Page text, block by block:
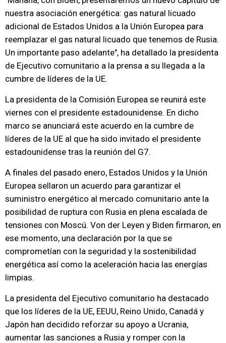
nuestra asociación energética: gas natural licuado
adicional de Estados Unidos a la Unión Europea para
reemplazar el gas natural licuado que tenemos de Rusia.
Un importante paso adelante", ha detallado la presidenta
de Ejecutivo comunitario a la prensa a su llegada a la
cumbre de líderes de la UE.
La presidenta de la Comisión Europea se reunirá este
viernes con el presidente estadounidense. En dicho
marco se anunciará este acuerdo en la cumbre de
líderes de la UE al que ha sido invitado el presidente
estadounidense tras la reunión del G7.
A finales del pasado enero, Estados Unidos y la Unión
Europea sellaron un acuerdo para garantizar el
suministro energético al mercado comunitario ante la
posibilidad de ruptura con Rusia en plena escalada de
tensiones con Moscú. Von der Leyen y Biden firmaron, en
ese momento, una declaración por la que se
comprometían con la seguridad y la sostenibilidad
energética así como la aceleración hacia las energías
limpias.
La presidenta del Ejecutivo comunitario ha destacado
que los líderes de la UE, EEUU, Reino Unido, Canadá y
Japón han decidido reforzar su apoyo a Ucrania,
aumentar las sanciones a Rusia y romper con la